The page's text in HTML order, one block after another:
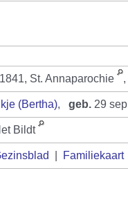
St. Annaparochie ,
(Bertha), geb. 29
Bildt
Familiekaart